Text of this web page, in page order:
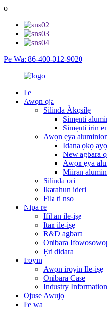
o
Pe Wa: 86-400-012-9020
Ile
Awọn ọja
Silinda Àkọsílẹ
Simẹnti
Simẹnti irin
Awọn ẹya
Idana ọkọ
New agbara
Awọn ẹya
Miiran
Silinda ori
Ikarahun ideri
Fila ti nso
Nipa re
Ifihan ile-iṣẹ
Itan ile-iṣẹ
R&D agbara
Onibara
Ẹri didara
Iroyin
Awọn iroyin Ile-iṣẹ
Onibara Case
Industry Information
Ojuse Awujọ
Pe wa